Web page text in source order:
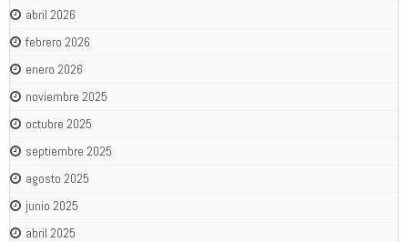
abril 2026
febrero 2026
enero 2026
noviembre 2025
octubre 2025
septiembre 2025
agosto 2025
junio 2025
abril 2025